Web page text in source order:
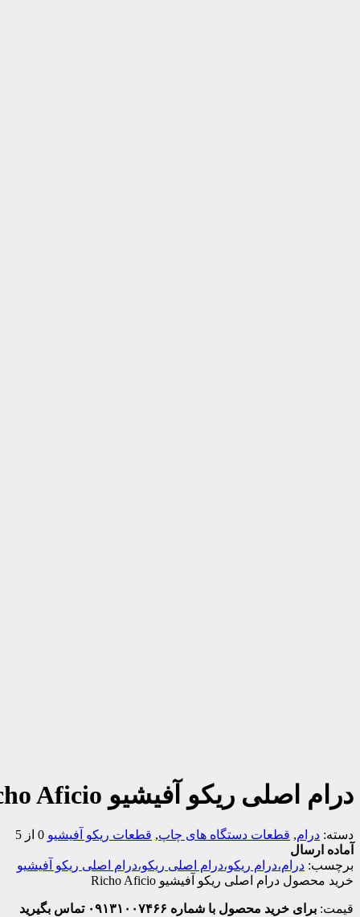
درام اصلی ریکو آفیشیو Richo Aficio
دسته: درام, قطعات دستگاه های چاپ, قطعات ریکو آفیشیو 0 از 5
آماده ارسال
برچسب: درام،درام ریکو،درام اصلی ریکو،درام اصلی ریکو آفیشیو
خرید محصول درام اصلی ریکو آفیشیو Richo Aficio
قیمت: برای خرید محصول با شماره ۰۹۱۳۱۰۰۷۴۶۶ تماس بگیرید